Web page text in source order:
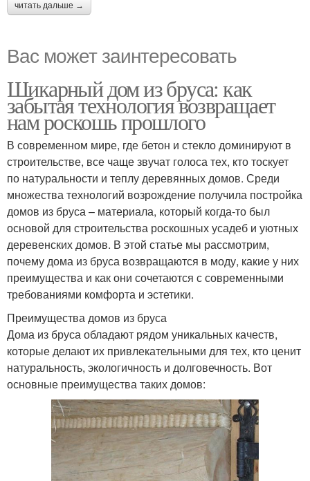
читать дальше →
Вас может заинтересовать
Шикарный дом из бруса: как
забытая технология возвращает
нам роскошь прошлого
В современном мире, где бетон и стекло доминируют в
строительстве, все чаще звучат голоса тех, кто тоскует
по натуральности и теплу деревянных домов. Среди
множества технологий возрождение получила постройка
домов из бруса – материала, который когда-то был
основой для строительства роскошных усадеб и уютных
деревенских домов. В этой статье мы рассмотрим,
почему дома из бруса возвращаются в моду, какие у них
преимущества и как они сочетаются с современными
требованиями комфорта и эстетики.
Преимущества домов из бруса
Дома из бруса обладают рядом уникальных качеств,
которые делают их привлекательными для тех, кто ценит
натуральность, экологичность и долговечность. Вот
основные преимущества таких домов: